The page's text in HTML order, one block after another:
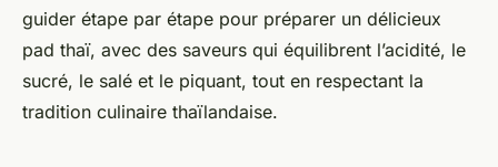
guider étape par étape pour préparer un délicieux
pad thaï, avec des saveurs qui équilibrent l’acidité, le
sucré, le salé et le piquant, tout en respectant la
tradition culinaire thaïlandaise.